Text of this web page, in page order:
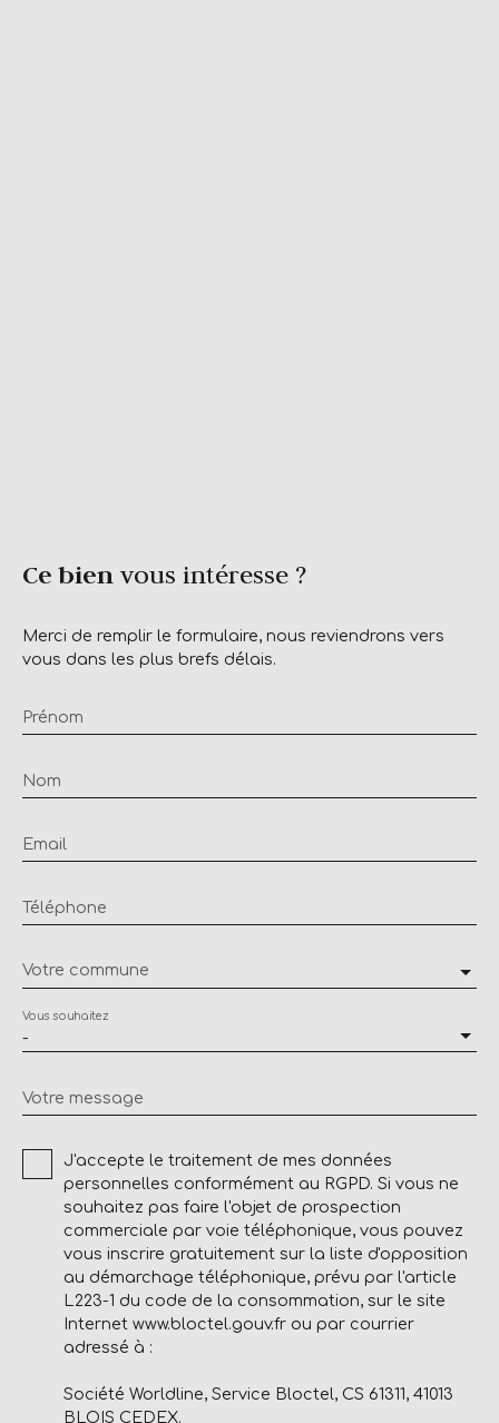
Ce bien vous intéresse ?
Merci de remplir le formulaire, nous reviendrons vers
vous dans les plus brefs délais.
Prénom
Nom
Email
Téléphone
Votre commune
-
Vous souhaitez
Votre message
J'accepte le traitement de mes données
personnelles conformément au RGPD. Si vous ne
souhaitez pas faire l'objet de prospection
commerciale par voie téléphonique, vous pouvez
vous inscrire gratuitement sur la liste d'opposition
au démarchage téléphonique, prévu par l'article
L223-1 du code de la consommation, sur le site
Internet www.bloctel.gouv.fr ou par courrier
adressé à :
Société Worldline, Service Bloctel, CS 61311, 41013
BLOIS CEDEX.